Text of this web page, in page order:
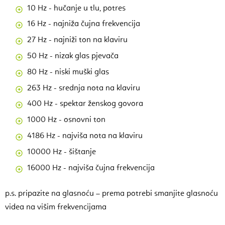
10 Hz - hučanje u tlu, potres
16 Hz - najniža čujna frekvencija
27 Hz - najniži ton na klaviru
50 Hz - nizak glas pjevača
80 Hz - niski muški glas
263 Hz - srednja nota na klaviru
400 Hz - spektar ženskog govora
1000 Hz - osnovni ton
4186 Hz - najviša nota na klaviru
10000 Hz - šištanje
16000 Hz - najviša čujna frekvencija
p.s. pripazite na glasnoću – prema potrebi smanjite glasnoću
videa na višim frekvencijama